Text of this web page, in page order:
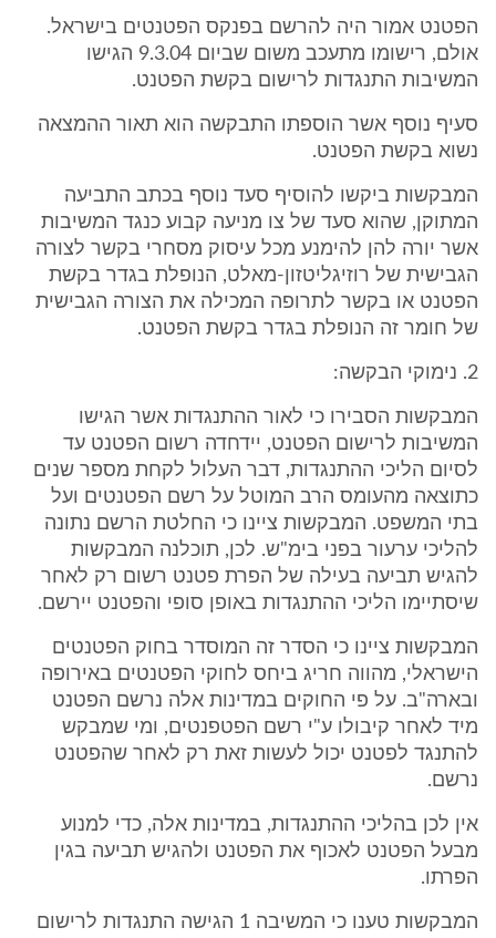
הפטנט אמור היה להרשם בפנקס הפטנטים בישראל.
אולם, רישומו מתעכב משום שביום 9.3.04 הגישו
המשיבות התנגדות לרישום בקשת הפטנט.
סעיף נוסף אשר הוספתו התבקשה הוא תאור ההמצאה
נשוא בקשת הפטנט.
המבקשות ביקשו להוסיף סעד נוסף בכתב התביעה
המתוקן, שהוא סעד של צו מניעה קבוע כנגד המשיבות
אשר יורה להן להימנע מכל עיסוק מסחרי בקשר לצורה
הגבישית של רוזיגליטזון-מאלט, הנופלת בגדר בקשת
הפטנט או בקשר לתרופה המכילה את הצורה הגבישית
של חומר זה הנופלת בגדר בקשת הפטנט.
2. נימוקי הבקשה:
המבקשות הסבירו כי לאור ההתנגדות אשר הגישו
המשיבות לרישום הפטנט, יידחדה רשום הפטנט עד
לסיום הליכי ההתנגדות, דבר העלול לקחת מספר שנים
כתוצאה מהעומס הרב המוטל על רשם הפטנטים ועל
בתי המשפט. המבקשות ציינו כי החלטת הרשם נתונה
להליכי ערעור בפני בימ"ש. לכן, תוכלנה המבקשות
להגיש תביעה בעילה של הפרת פטנט רשום רק לאחר
שיסתיימו הליכי ההתנגדות באופן סופי והפטנט יירשם.
המבקשות ציינו כי הסדר זה המוסדר בחוק הפטנטים
הישראלי, מהווה חריג ביחס לחוקי הפטנטים באירופה
ובארה"ב. על פי החוקים במדינות אלה נרשם הפטנט
מיד לאחר קיבולו ע"י רשם הפטפנטים, ומי שמבקש
להתנגד לפטנט יכול לעשות זאת רק לאחר שהפטנט
נרשם.
אין לכן בהליכי ההתנגדות, במדינות אלה, כדי למנוע
מבעל הפטנט לאכוף את הפטנט ולהגיש תביעה בגין
הפרתו.
המבקשות טענו כי המשיבה 1 הגישה התנגדות לרישום